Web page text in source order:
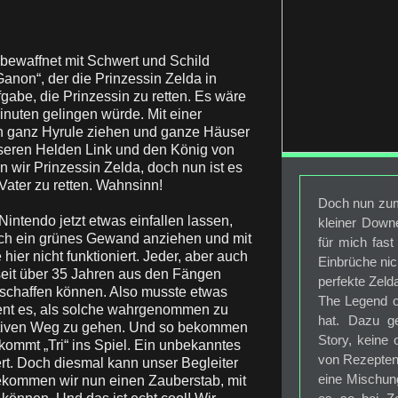
mit Schwert und Schild
der die Prinzessin Zelda in
die Prinzessin zu retten. Es wäre
gelingen würde. Mit einer
ganz Hyrule ziehen und ganze Häuser
Helden Link und den König von
wir Prinzessin Zelda, doch nun ist es
zu retten. Wahnsinn!
jetzt etwas einfallen lassen,
ein grünes Gewand anziehen und mit
nicht funktioniert. Jeder, aber auch
über 35 Jahren aus den Fängen
können. Also musste etwas
es, als solche wahrgenommen zu
Weg zu gehen. Und so bekommen
„Tri“ ins Spiel. Ein unbekanntes
Doch diesmal kann unser Begleiter
wir nun einen Zauberstab, mit
Doch nun
kleiner
für mich fast
Einbrüche
perfekte
The Legend
hat. Dazu
Story, keine
von
eine